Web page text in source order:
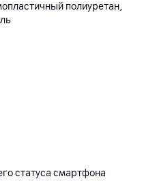
полиуретан,
статуса смартфона